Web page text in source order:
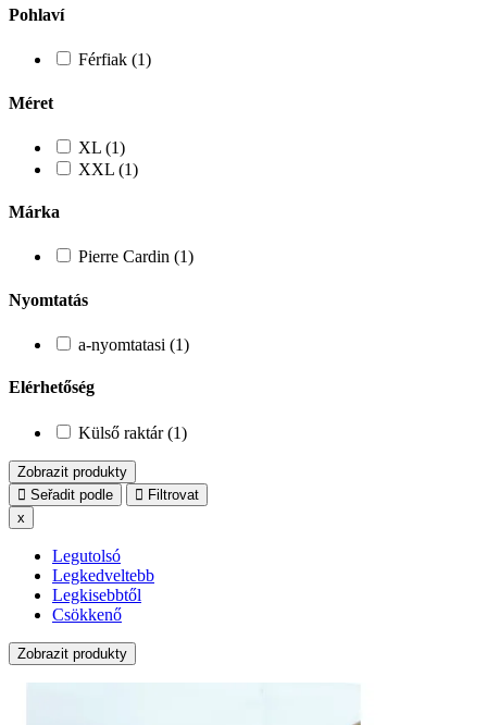
Pohlaví
Férfiak (1)
Méret
XL (1)
XXL (1)
Márka
Pierre Cardin (1)
Nyomtatás
a-nyomtatasi (1)
Elérhetőség
Külső raktár (1)
Zobrazit produkty
Seřadit podle
Filtrovat
x
Legutolsó
Legkedveltebb
Legkisebbtől
Csökkenő
Zobrazit produkty